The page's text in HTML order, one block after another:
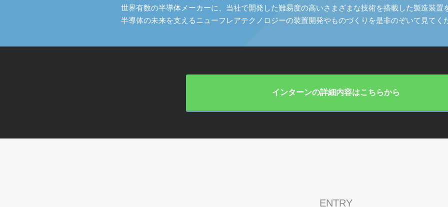
世界有数の半導体メーカーに、当社で開発した難易度の高いさまざまな技術を搭載した製造装置
半導体の未来を支えるニューフレアテクノロジーの装置開発やものづくりを是非のぞいて見てく
インターンの詳細内容はこちらから